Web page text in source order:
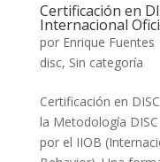
Certificación en
Internacional
por Enrique Fuentes
disc, Sin categoría
Certificación en
la Metodología
por el IIOB